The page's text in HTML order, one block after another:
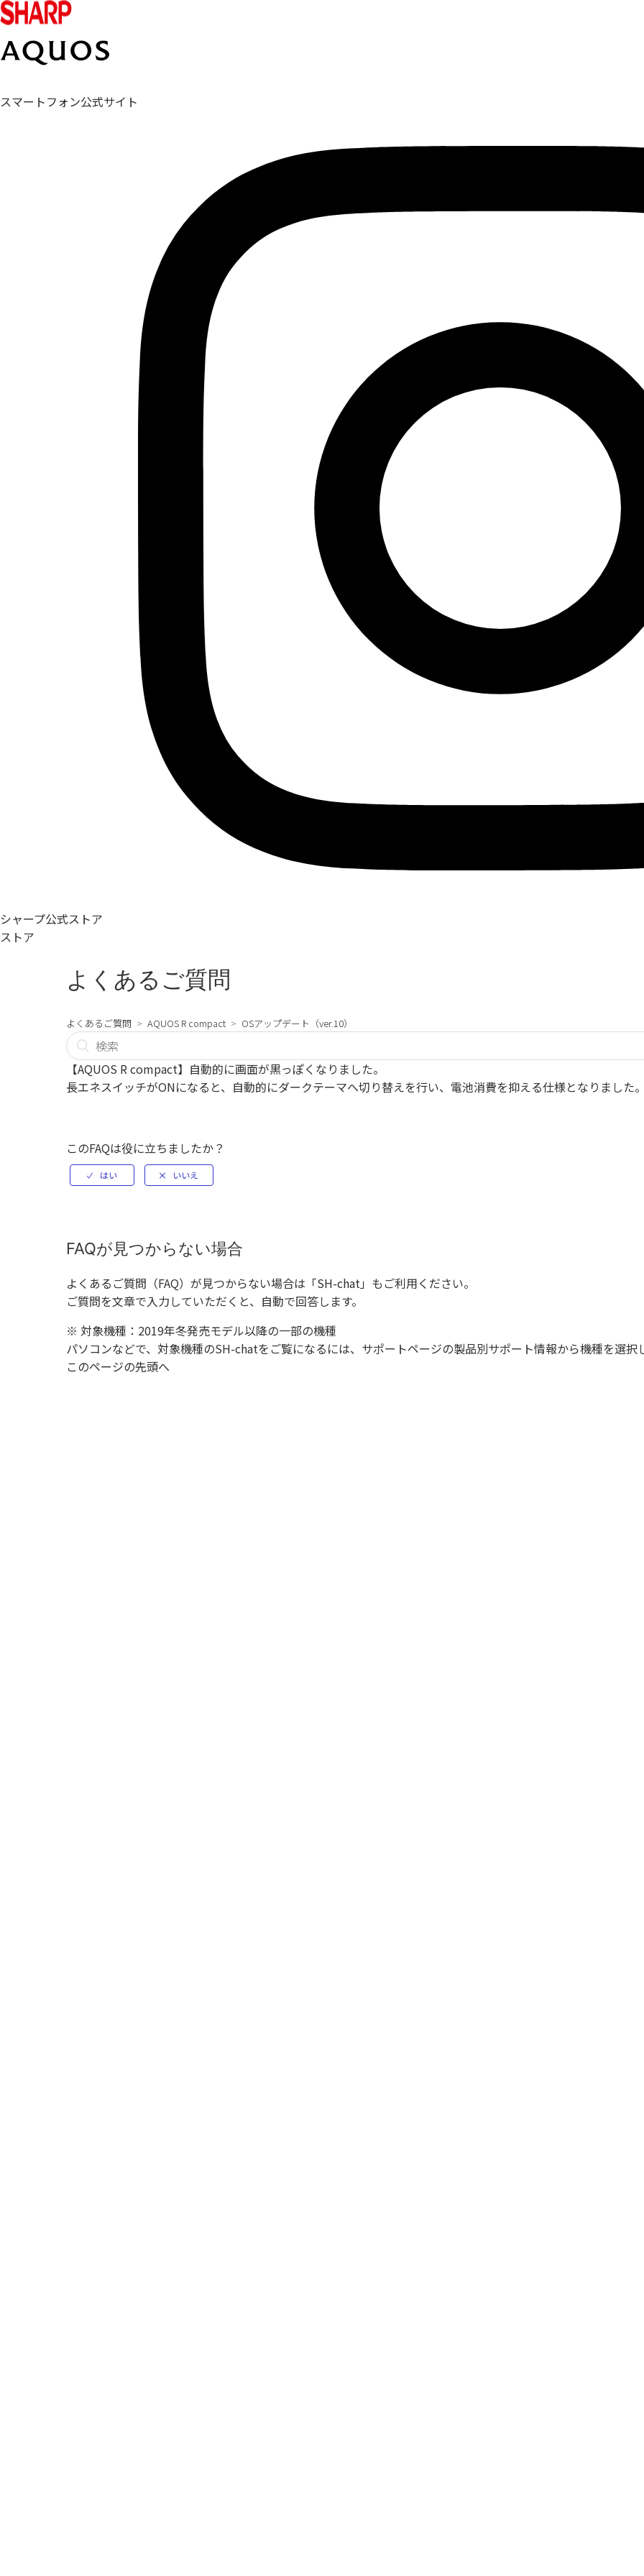
スマートフォン公式サイト
シャープ公式ストア
ストア
よくあるご質問
よくあるご質問 AQUOS R compact OSアップデート（ver.10）
【AQUOS R compact】自動的に画面が黒っぽくなりました。
長エネスイッチがONになると、自動的にダークテーマへ切り替えを行い、電池消費を抑える仕様となりました
このFAQは役に立ちましたか？
FAQが見つからない場合
よくあるご質問（FAQ）が見つからない場合は「SH-chat」もご利用ください。
ご質問を文章で入力していただくと、自動で回答します。
※ 対象機種：2019年冬発売モデル以降の一部の機種
パソコンなどで、対象機種のSH-chatをご覧になるには、サポートページの製品別サポート情報から機種を選択
このページの先頭へ